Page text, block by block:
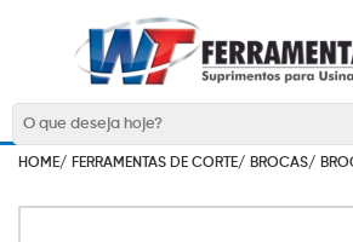
HOME/ FERRAMENTAS DE CORTE/ BROCAS/